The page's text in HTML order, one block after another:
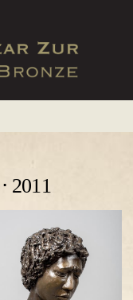
2011 ⋅ ברונזה ⋅ 66x28x48